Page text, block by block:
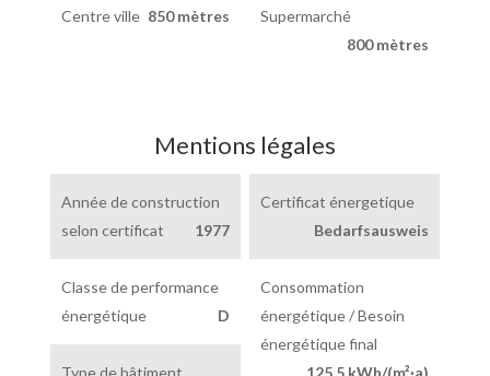
Centre ville 850 mètres
Supermarché
800 mètres
Mentions légales
Année de construction
selon certificat
1977
Certificat énergetique
Bedarfsausweis
Classe de performance
énergétique
D
Consommation
énergétique / Besoin
énergétique final
125.5 kWh/(m²·a)
Type de bâtiment